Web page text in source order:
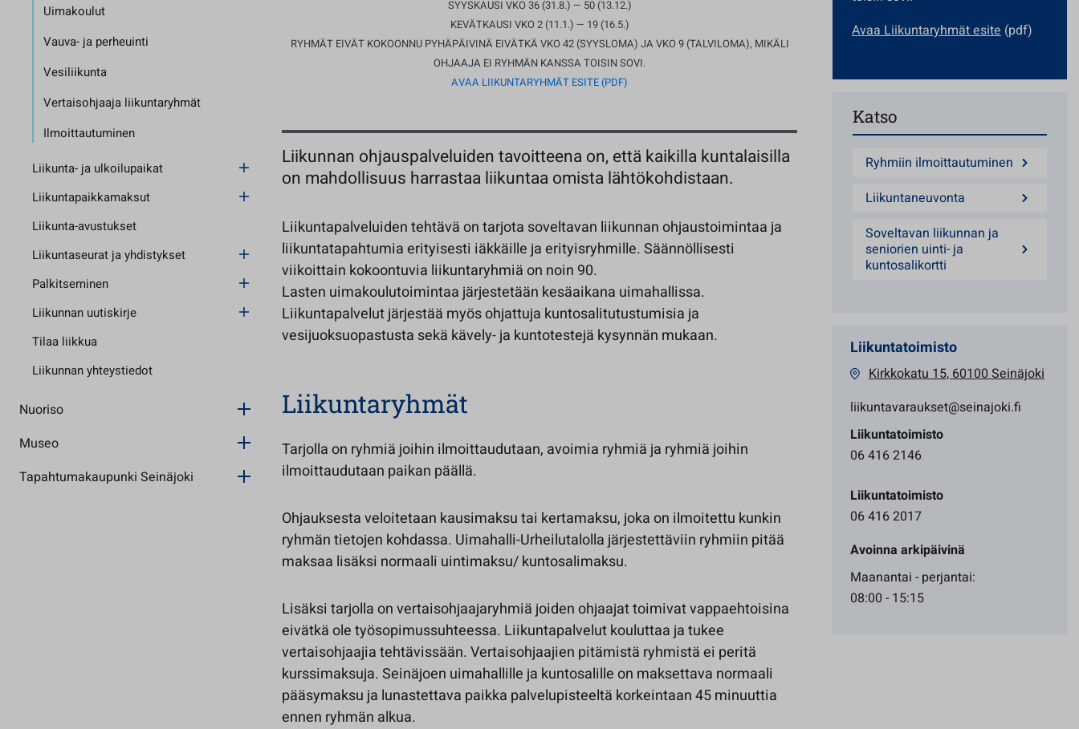
Uimakoulut
Vauva- ja perheuinti
Vesiliikunta
Vertaisohjaaja liikuntaryhmät
Ilmoittautuminen
Liikunta- ja ulkoilupaikat
Liikuntapaikkamaksut
Liikunta-avustukset
Liikuntaseurat ja yhdistykset
Palkitseminen
Liikunnan uutiskirje
Tilaa liikkua
Liikunnan yhteystiedot
Nuoriso
Museo
Tapahtumakaupunki Seinäjoki
SYYSKAUSI VKO 36 (31.8.) — 50 (13.12.)
KEVÄTKAUSI VKO 2 (11.1.) — 19 (16.5.)
RYHMÄT EIVÄT KOKOONNU PYHÄPÄIVINÄ EIVÄTKÄ VKO 42 (SYYSLOMA) JA VKO 9 (TALVILOMA), MIKÄLI
OHJAAJA EI RYHMÄN KANSSA TOISIN SOVI.
AVAA LIIKUNTARYHMÄT ESITE (PDF)
Liikunnan ohjauspalveluiden tavoitteena on, että kaikilla kuntalaisilla
on mahdollisuus harrastaa liikuntaa omista lähtökohdistaan.
Liikuntapalveluiden tehtävä on tarjota soveltavan liikunnan ohjaustoimintaa ja
liikuntatapahtumia erityisesti iäkkäille ja erityisryhmille. Säännöllisesti
viikoittain kokoontuvia liikuntaryhmiä on noin 90.
Lasten uimakoulutoimintaa järjestetään kesäaikana uimahallissa.
Liikuntapalvelut järjestää myös ohjattuja kuntosalitutustumisia ja
vesijuoksuopastusta sekä kävely- ja kuntotestejä kysynnän mukaan.
Liikuntaryhmät
Tarjolla on ryhmiä joihin ilmoittaudutaan, avoimia ryhmiä ja ryhmiä joihin
ilmoittaudutaan paikan päällä.
Ohjauksesta veloitetaan kausimaksu tai kertamaksu, joka on ilmoitettu kunkin
ryhmän tietojen kohdassa. Uimahalli-Urheilutalolla järjestettäviin ryhmiin pitää
maksaa lisäksi normaali uintimaksu/ kuntosalimaksu.
Lisäksi tarjolla on vertaisohjaajaryhmiä joiden ohjaajat toimivat vappaehtoisina
eivätkä ole työsopimussuhteessa. Liikuntapalvelut kouluttaa ja tukee
vertaisohjaajia tehtävissään. Vertaisohjaajien pitämistä ryhmistä ei peritä
kurssimaksuja. Seinäjoen uimahallille ja kuntosalille on maksettava normaali
pääsymaksu ja lunastettava paikka palvelupisteeltä korkeintaan 45 minuuttia
ennen ryhmän alkua.
Avaa Liikuntaryhmät esite (pdf)
Katso
Ryhmiin ilmoittautuminen
Liikuntaneuvonta
Soveltavan liikunnan ja
seniorien uinti- ja
kuntosalikortti
Liikuntatoimisto
Kirkkokatu 15, 60100 Seinäjoki
liikuntavaraukset@seinajoki.fi
Liikuntatoimisto
06 416 2146
Liikuntatoimisto
06 416 2017
Avoinna arkipäivinä
Maanantai - perjantai:
08:00 - 15:15